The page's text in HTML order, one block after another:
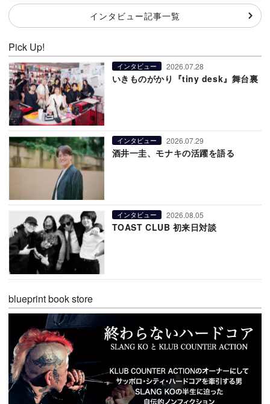
インタビュー記事一覧
Pick Up!
インタビュー 2026.07.28
いきものがかり『tiny desk』舞台裏
インタビュー 2026.07.29
酒井一圭、モナキの活躍を語る
インタビュー 2026.08.05
TOAST CLUB 初来日対談
blueprint book store